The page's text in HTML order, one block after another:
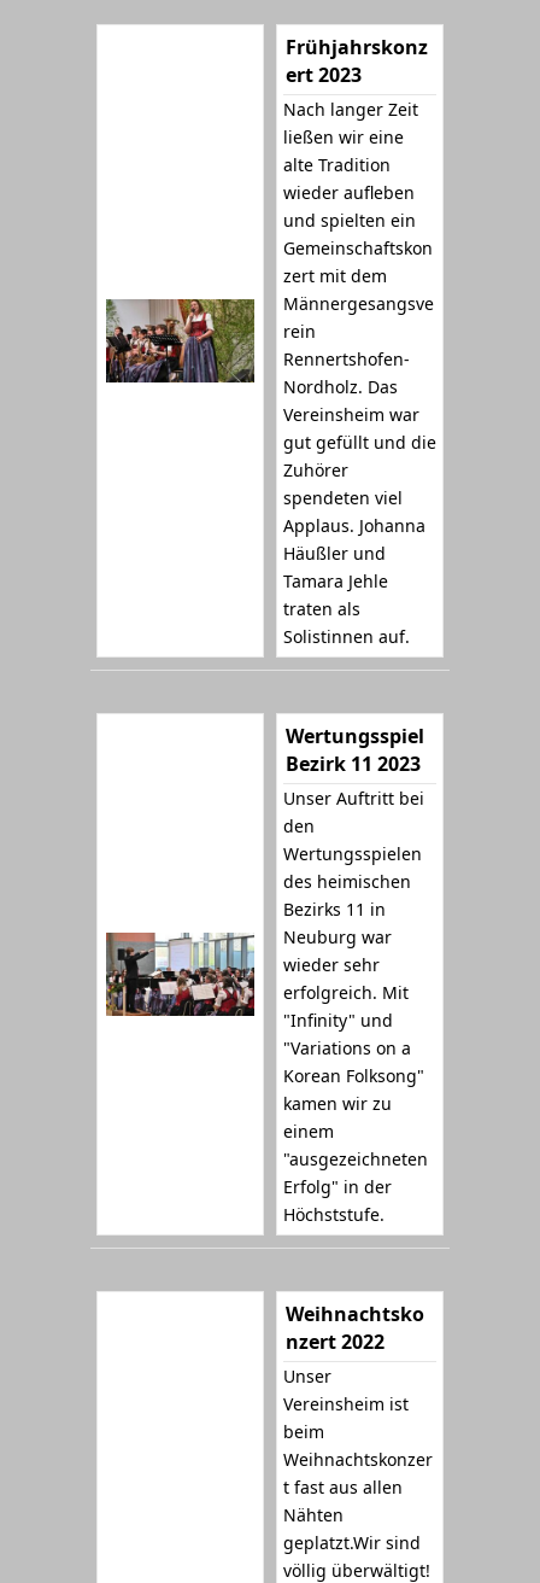
Frühjahrskonz
ert 2023
Nach langer Zeit
ließen wir eine
alte Tradition
wieder aufleben
und spielten ein
Gemeinschaftskon
zert mit dem
Männergesangsve
rein
Rennertshofen-
Nordholz. Das
Vereinsheim war
gut gefüllt und die
Zuhörer
spendeten viel
Applaus. Johanna
Häußler und
Tamara Jehle
traten als
Solistinnen auf.
Wertungsspiel
Bezirk 11 2023
Unser Auftritt bei
den
Wertungsspielen
des heimischen
Bezirks 11 in
Neuburg war
wieder sehr
erfolgreich. Mit
"Infinity" und
"Variations on a
Korean Folksong"
kamen wir zu
einem
"ausgezeichneten
Erfolg" in der
Höchststufe.
Weihnachtsko
nzert 2022
Unser
Vereinsheim ist
beim
Weihnachtskonzer
t fast aus allen
Nähten
geplatzt.Wir sind
völlig überwältigt!